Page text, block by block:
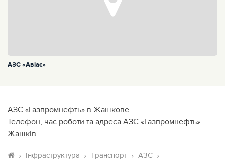
АЗС «Авiас»
АЗС «Газпромнефть» в Жашкове
Телефон, час роботи та адреса АЗС «Газпромнефть»
Жашків.
Інфраструктура Транспорт АЗС